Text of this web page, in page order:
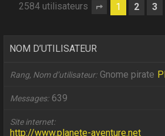
2584 utilisateurs Page 1sur52
1 2 3
NOM D’UTILISATEUR
Rang, Nom d’utilisateur Gnome pirate
Messages 639
Site internet
http://www.planete-aventure.net